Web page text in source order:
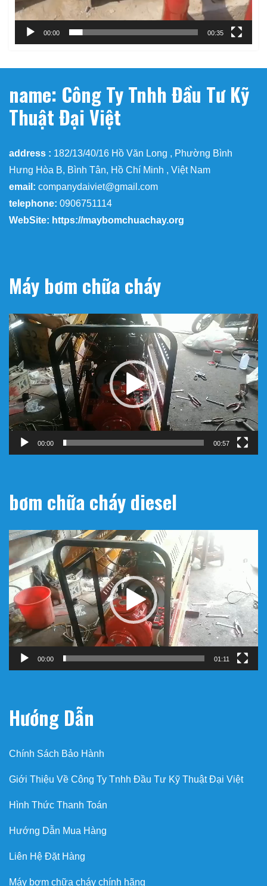
00:00 00:35
name: Công Ty Tnhh Đầu Tư Kỹ
Thuật Đại Việt
address : 182/13/40/16 Hồ Văn Long , Phường Bình
Hưng Hòa B, Bình Tân, Hồ Chí Minh , Việt Nam
email: companydaiviet@gmail.com
telephone: 0906751114
WebSite: https://maybomchuachay.org
Máy bơm chữa cháy
Trình
chơi
Video
00:00 00:57
bơm chữa cháy diesel
Trình
chơi
Video
00:00 01:11
Hướng Dẫn
Chính Sách Bảo Hành
Giới Thiệu Về Công Ty Tnhh Đầu Tư Kỹ Thuật Đại Việt
Hình Thức Thanh Toán
Hướng Dẫn Mua Hàng
Liên Hệ Đặt Hàng
Máy bơm chữa cháy chính hãng